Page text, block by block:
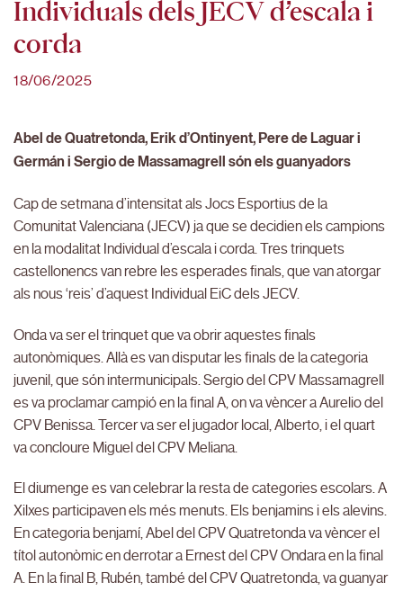
Individuals dels JECV d’escala i
corda
18/06/2025
Abel de Quatretonda, Erik d’Ontinyent, Pere de Laguar i
Germán i Sergio de Massamagrell són els guanyadors
Cap de setmana d’intensitat als Jocs Esportius de la
Comunitat Valenciana (JECV) ja que se decidien els campions
en la modalitat Individual d’escala i corda. Tres trinquets
castellonencs van rebre les esperades finals, que van atorgar
als nous ‘reis’ d’aquest Individual EiC dels JECV.
Onda va ser el trinquet que va obrir aquestes finals
autonòmiques. Allà es van disputar les finals de la categoria
juvenil, que són intermunicipals. Sergio del CPV Massamagrell
es va proclamar campió en la final A, on va vèncer a Aurelio del
CPV Benissa. Tercer va ser el jugador local, Alberto, i el quart
va concloure Miguel del CPV Meliana.
El diumenge es van celebrar la resta de categories escolars. A
Xilxes participaven els més menuts. Els benjamins i els alevins.
En categoria benjamí, Abel del CPV Quatretonda va vèncer el
títol autonòmic en derrotar a Ernest del CPV Ondara en la final
A. En la final B, Rubén, també del CPV Quatretonda, va guanyar